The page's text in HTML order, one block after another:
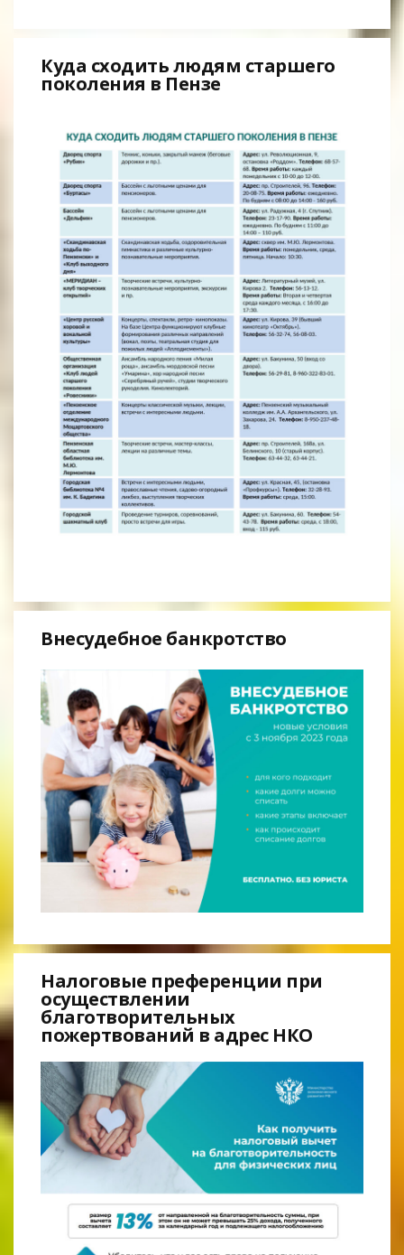
Куда сходить людям старшего
поколения в Пензе
Внесудебное банкротство
Налоговые преференции при
осуществлении
благотворительных
пожертвований в адрес НКО